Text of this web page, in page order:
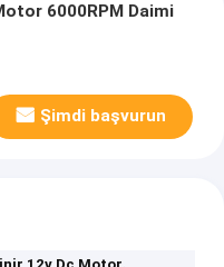
6000RPM Daimi
Şimdi başvurun
,